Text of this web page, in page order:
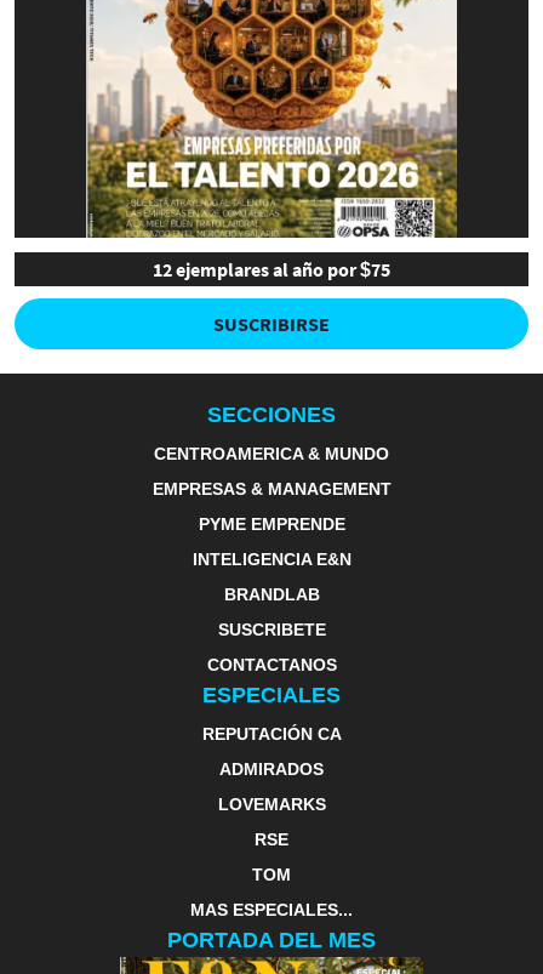
12 ejemplares al año por $75
SUSCRIBIRSE
SECCIONES
CENTROAMERICA & MUNDO
EMPRESAS & MANAGEMENT
PYME EMPRENDE
INTELIGENCIA E&N
BRANDLAB
SUSCRIBETE
CONTACTANOS
ESPECIALES
REPUTACIÓN CA
ADMIRADOS
LOVEMARKS
RSE
TOM
MAS ESPECIALES...
PORTADA DEL MES